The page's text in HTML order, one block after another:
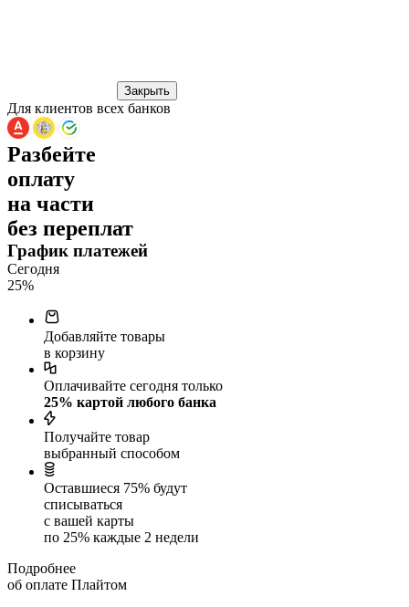
Закрыть
Для клиентов всех банков
Разбейте
оплату
на части
без переплат
График платежей
Сегодня
25%
Добавляйте товары
в корзину
Оплачивайте сегодня только
25% картой любого банка
Получайте товар
выбранный способом
Оставшиеся 75% будут
списываться
с вашей карты
по 25% каждые 2 недели
Подробнее
об оплате Плайтом